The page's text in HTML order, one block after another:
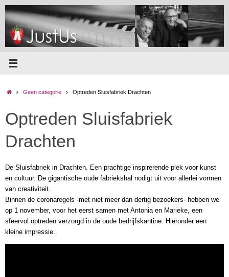
Ga
naar
inhoud
HomeGeen categorie Optreden Sluisfabriek Drachten
Optreden Sluisfabriek
Drachten
De Sluisfabriek in Drachten. Een prachtige inspirerende plek voor kunst
en cultuur. De gigantische oude fabriekshal nodigt uit voor allerlei vormen
van creativiteit.
Binnen de coronaregels -met niet meer dan dertig bezoekers- hebben we
op 1 november, voor het eerst samen met Antonia en Marieke, een
sfeervol optreden verzorgd in de oude bedrijfskantine. Hieronder een
kleine impressie.